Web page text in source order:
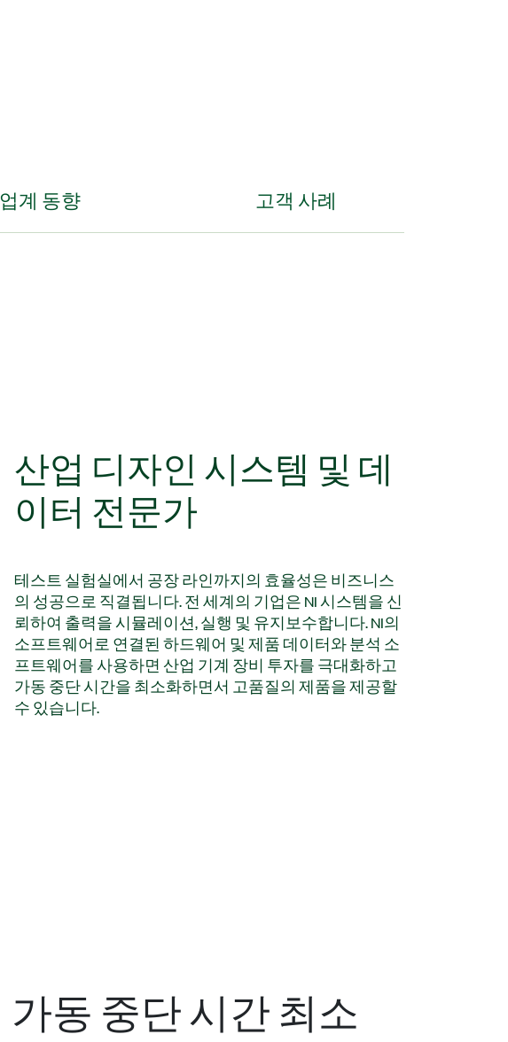
업계 동향 고객 사례
산업 디자인 시스템 및 데
이터 전문가
테스트 실험실에서 공장 라인까지의 효율성은 비즈니스
의 성공으로 직결됩니다. 전 세계의 기업은 NI 시스템을 신
뢰하여 출력을 시뮬레이션, 실행 및 유지보수합니다. NI의
소프트웨어로 연결된 하드웨어 및 제품 데이터와 분석 소
프트웨어를 사용하면 산업 기계 장비 투자를 극대화하고
가동 중단 시간을 최소화하면서 고품질의 제품을 제공할
수 있습니다.
가동 중단 시간 최소